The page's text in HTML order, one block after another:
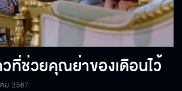
Video
ช่วยคุณย่าของเดือนไว้
ม 2567
ปล่อยให้เป็นหน้าที่พี่ลือ จัดการปิดปากมันเอง